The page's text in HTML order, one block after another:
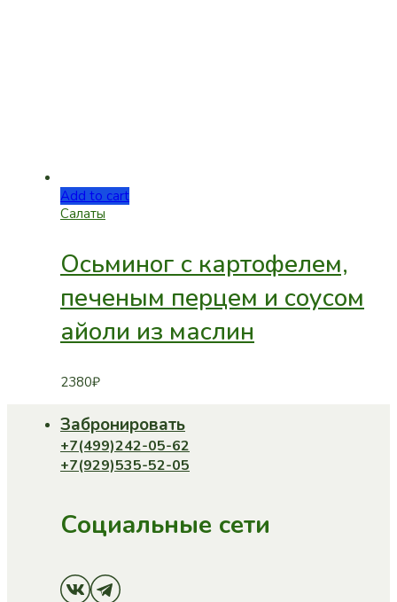
Add to cart
Салаты
Осьминог с картофелем,
печеным перцем и соусом
айоли из маслин
2380₽
Забронировать
+7(499)242-05-62
+7(929)535-52-05
Социальные сети